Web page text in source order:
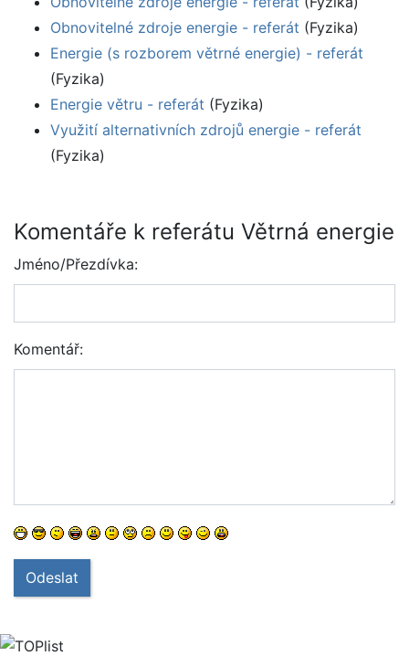
Obnovitelné zdroje energie - referát (Fyzika)
Energie (s rozborem větrné energie) - referát
(Fyzika)
Energie větru - referát (Fyzika)
Využití alternativních zdrojů energie - referát
(Fyzika)
Komentáře k referátu Větrná energie
Jméno/Přezdívka:
Komentář:
Odeslat